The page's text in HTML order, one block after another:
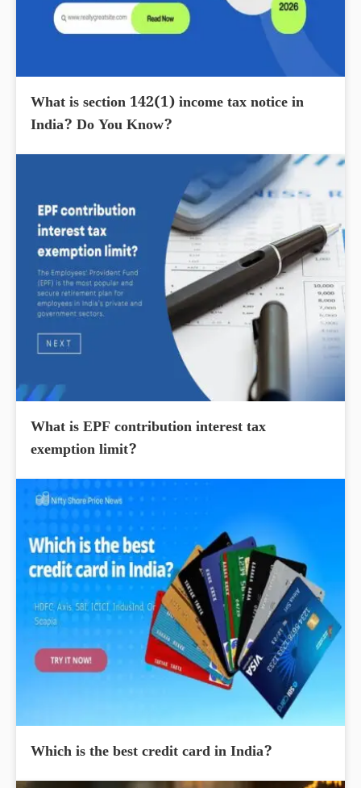
What is section 142(1) income tax notice in
India? Do You Know?
What is EPF contribution interest tax
exemption limit?
Which is the best credit card in India?